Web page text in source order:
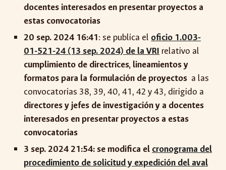
docentes interesados en presentar proyectos a
estas convocatorias
20 sep. 2024 16:41: se publica el oficio 1.003-
01-521-24 (13 sep. 2024) de la VRI relativo al
cumplimiento de directrices, lineamientos y
formatos para la formulación de proyectos a las
convocatorias 38, 39, 40, 41, 42 y 43, dirigido a
directores y jefes de investigación y a docentes
interesados en presentar proyectos a estas
convocatorias
3 sep. 2024 21:54: se modifica el cronograma del
procedimiento de solicitud y expedición del aval